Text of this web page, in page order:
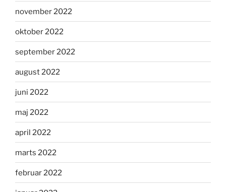
november 2022
oktober 2022
september 2022
august 2022
juni 2022
maj 2022
april 2022
marts 2022
februar 2022